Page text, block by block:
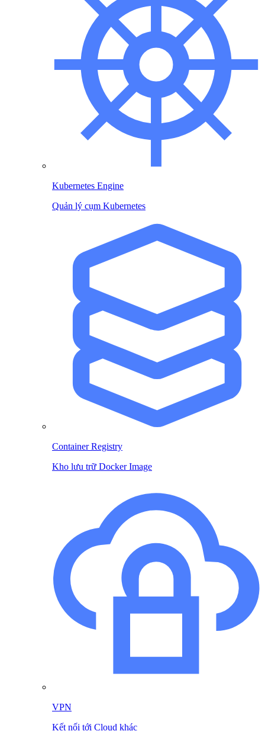
Kubernetes Engine
Quản lý cụm Kubernetes
Container Registry
Kho lưu trữ Docker Image
VPN
Kết nối tới Cloud khác